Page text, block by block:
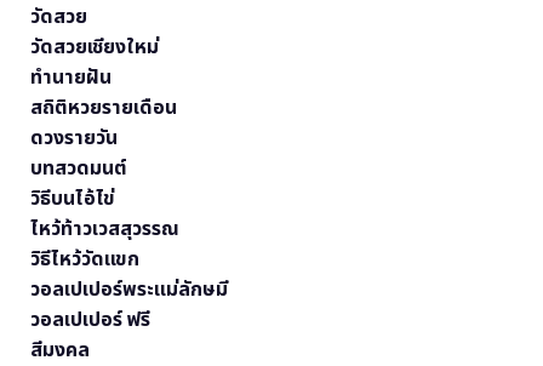
วัดสวย
วัดสวยเชียงใหม่
ทำนายฝัน
สถิติหวยรายเดือน
ดวงรายวัน
บทสวดมนต์
วิธีบนไอ้ไข่
ไหว้ท้าวเวสสุวรรณ
วิธีไหว้วัดแขก
วอลเปเปอร์พระแม่ลักษมี
วอลเปเปอร์ ฟรี
สีมงคล